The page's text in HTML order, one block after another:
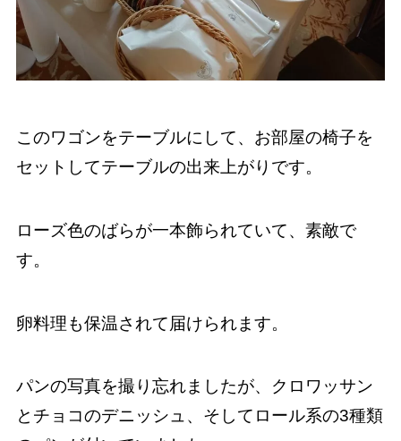
このワゴンをテーブルにして、お部屋の椅子を
セットしてテーブルの出来上がりです。
ローズ色のばらが一本飾られていて、素敵で
す。
卵料理も保温されて届けられます。
パンの写真を撮り忘れましたが、クロワッサン
とチョコのデニッシュ、そしてロール系の3種類